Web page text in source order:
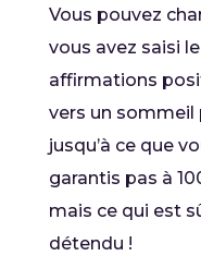
Vous pouvez
vous avez saisi
affirmations
vers un
jusqu’à ce que
garantis pas à
mais ce qui est
détendu !